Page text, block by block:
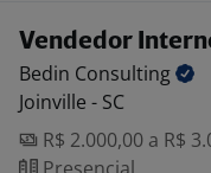
Vendedor
Bedin Consulting
Joinville - SC
R$ 2.000,00 a R$